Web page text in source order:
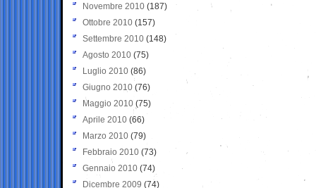
Novembre 2010 (187)
Ottobre 2010 (157)
Settembre 2010 (148)
Agosto 2010 (75)
Luglio 2010 (86)
Giugno 2010 (76)
Maggio 2010 (75)
Aprile 2010 (66)
Marzo 2010 (79)
Febbraio 2010 (73)
Gennaio 2010 (74)
Dicembre 2009 (74)